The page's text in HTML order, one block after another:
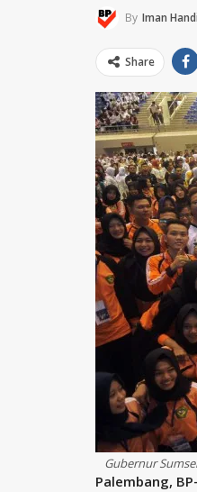
By Iman
Share
Gubernur
Palembang,